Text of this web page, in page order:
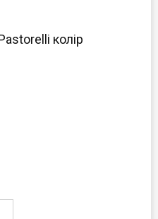
колір